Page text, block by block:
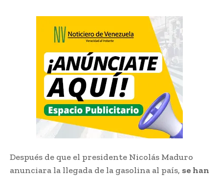
Después de que el presidente Nicolás Maduro
anunciara la llegada de la gasolina al país, se han